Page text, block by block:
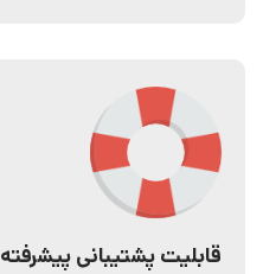
قابلیت پشتیبانی پیشرفته